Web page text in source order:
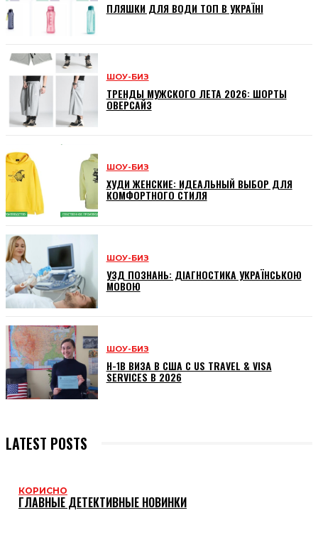
ПЛЯШКИ ДЛЯ ВОДИ ТОП В УКРАЇНІ
ШОУ-БИЗ
ТРЕНДЫ МУЖСКОГО ЛЕТА 2026: ШОРТЫ
ОВЕРСАЙЗ
ШОУ-БИЗ
ХУДИ ЖЕНСКИЕ: ИДЕАЛЬНЫЙ ВЫБОР ДЛЯ
КОМФОРТНОГО СТИЛЯ
ШОУ-БИЗ
УЗД ПОЗНАНЬ: ДІАГНОСТИКА УКРАЇНСЬКОЮ
МОВОЮ
ШОУ-БИЗ
H-1B ВИЗА В США С US TRAVEL & VISA
SERVICES В 2026
LATEST POSTS
КОРИСНО
ГЛАВНЫЕ ДЕТЕКТИВНЫЕ НОВИНКИ